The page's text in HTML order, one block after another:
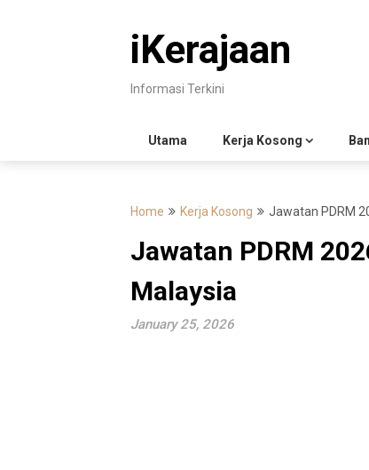
iKerajaan
Informasi Terkini
Utama Kerja Kosong
Home Kerja Kosong Jawatan PDRM
Jawatan PDRM
Malaysia
January 25, 2026